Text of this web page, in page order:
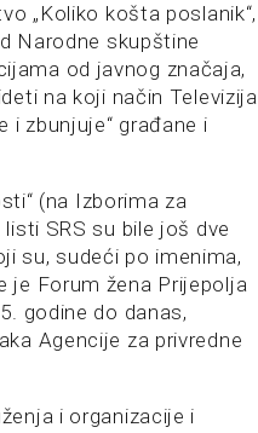
„Koliko košta poslanik“,
Narodne skupštine
od javnog značaja,
na koji način Televizija
i zbunjuje“ građane i
(na Izborima za
SRS su bile još dve
su, sudeći po imenima,
je Forum žena Prijepolja
godine do danas,
Agencije za privredne
i organizacije i